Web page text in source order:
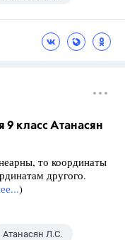
класс Атанасян
то координаты
другого.
)
Атанасян Л.С.